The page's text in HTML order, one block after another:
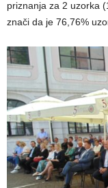
priznanja za 2 uzorka
znači da je 76,76%